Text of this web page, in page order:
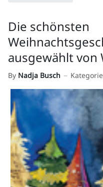
Die schönsten
ausgewählt von
By Nadja Busch